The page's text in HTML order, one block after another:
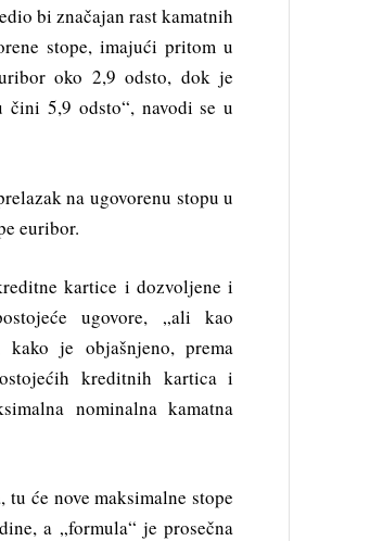
bi značajan rast kamatnih
stope, imajući pritom u
oko 2,9 odsto, dok je
čini 5,9 odsto“, navodi se u
na ugovorenu stopu u
euribor.
kartice i dozvoljene i
ugovore, „ali kao
kako je objašnjeno, prema
kreditnih kartica i
nominalna kamatna
će nove maksimalne stope
a „formula“ je prosečna